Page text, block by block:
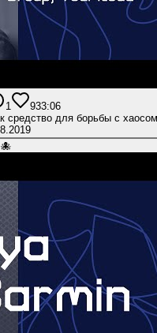
1 933:06
средство для борьбы с
🐙